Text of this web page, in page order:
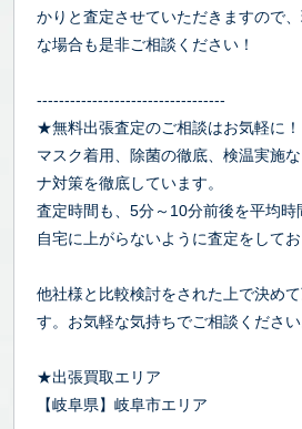
かりと査定させていただきますので
な場合も是非ご相談ください！
----------------------------------
★無料出張査定のご相談はお気軽に！
マスク着用、除菌の徹底、検温実施
ナ対策を徹底しています。
査定時間も、5分～10分前後を平均
自宅に上がらないように査定をしてお
他社様と比較検討をされた上で決め
す。お気軽な気持ちでご相談ください
★出張買取エリア
【岐阜県】岐阜市エリア